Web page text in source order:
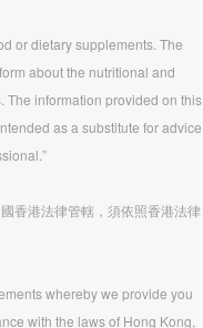
or dietary supplements. The
about the nutritional and
The information provided on this
as a substitute for advice
香港法律管轄，須依照香港法律
whereby we provide you
with the laws of Hong Kong,